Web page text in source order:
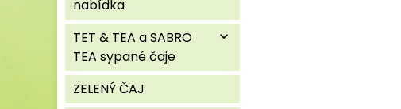
nabídka
TET & TEA a SABRO
TEA sypané čaje
expand_more
ZELENÝ ČAJ